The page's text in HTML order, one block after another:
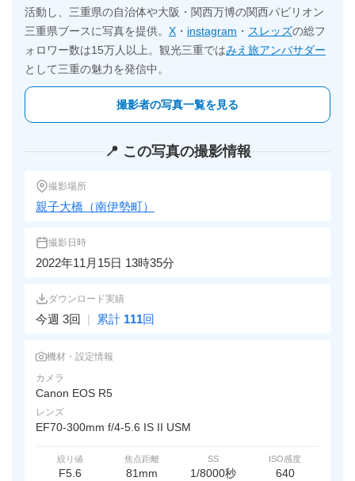
活動し、三重県の自治体や大阪・関西万博の関西パビリオン
三重県ブースに写真を提供。 X ・ instagram ・ スレッズの総フ
ォロワー数は15万人以上。観光三重ではみえ旅アンバサダー
として三重の魅力を発信中。
撮影者の写真一覧を見る
📍 この写真の撮影情報
撮影場所
親子大橋（南伊勢町）
撮影日時
2022年11月15日 13時35分
ダウンロード実績
今週 3回 | 累計 111回
機材・設定情報
カメラ
Canon EOS R5
レンズ
EF70-300mm f/4-5.6 IS II USM
絞り値
F5.6
焦点距離
81mm
SS
1/8000秒
ISO感度
640